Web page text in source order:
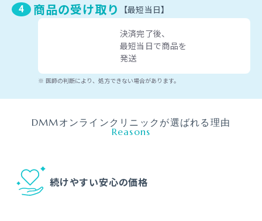
商品の受け取り 最短当日
決済完了後、
最短当日で商品を
発送
医師の判断により、処方できない場合があります。
DMMオンラインクリニックが選ばれる理由
Reasons
続けやすい安心の価格